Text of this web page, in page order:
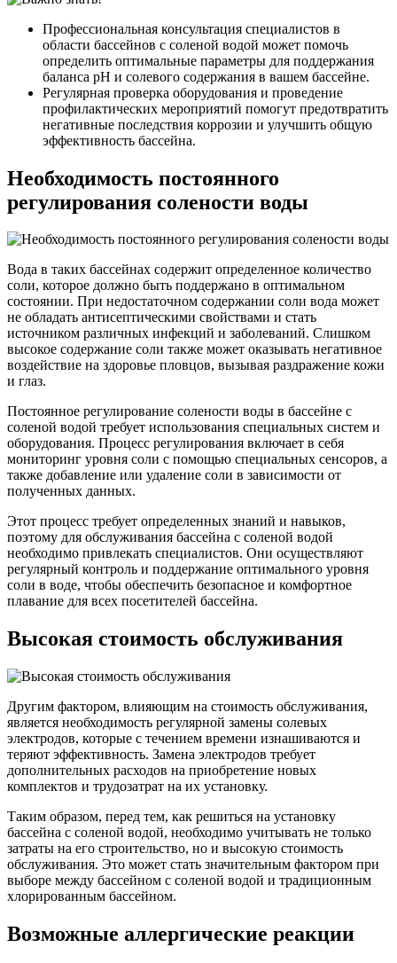
Профессиональная консультация специалистов в
области бассейнов с соленой водой может помочь
определить оптимальные параметры для поддержания
баланса pH и солевого содержания в вашем бассейне.
Регулярная проверка оборудования и проведение
профилактических мероприятий помогут предотвратить
негативные последствия коррозии и улучшить общую
эффективность бассейна.
Необходимость постоянного
регулирования солености воды
Вода в таких бассейнах содержит определенное количество
соли, которое должно быть поддержано в оптимальном
состоянии. При недостаточном содержании соли вода может
не обладать антисептическими свойствами и стать
источником различных инфекций и заболеваний. Слишком
высокое содержание соли также может оказывать негативное
воздействие на здоровье пловцов, вызывая раздражение кожи
и глаз.
Постоянное регулирование солености воды в бассейне с
соленой водой требует использования специальных систем и
оборудования. Процесс регулирования включает в себя
мониторинг уровня соли с помощью специальных сенсоров, а
также добавление или удаление соли в зависимости от
полученных данных.
Этот процесс требует определенных знаний и навыков,
поэтому для обслуживания бассейна с соленой водой
необходимо привлекать специалистов. Они осуществляют
регулярный контроль и поддержание оптимального уровня
соли в воде, чтобы обеспечить безопасное и комфортное
плавание для всех посетителей бассейна.
Высокая стоимость обслуживания
Другим фактором, влияющим на стоимость обслуживания,
является необходимость регулярной замены солевых
электродов, которые с течением времени изнашиваются и
теряют эффективность. Замена электродов требует
дополнительных расходов на приобретение новых
комплектов и трудозатрат на их установку.
Таким образом, перед тем, как решиться на установку
бассейна с соленой водой, необходимо учитывать не только
затраты на его строительство, но и высокую стоимость
обслуживания. Это может стать значительным фактором при
выборе между бассейном с соленой водой и традиционным
хлорированным бассейном.
Возможные аллергические реакции